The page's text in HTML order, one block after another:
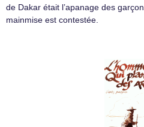
de Dakar était l’apanage des
mainmise est contestée.